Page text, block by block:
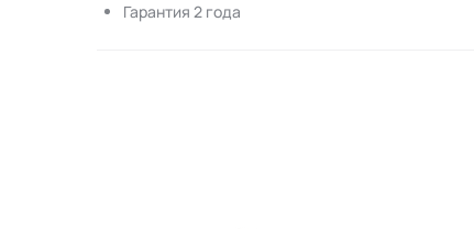
Гарантия 2 года